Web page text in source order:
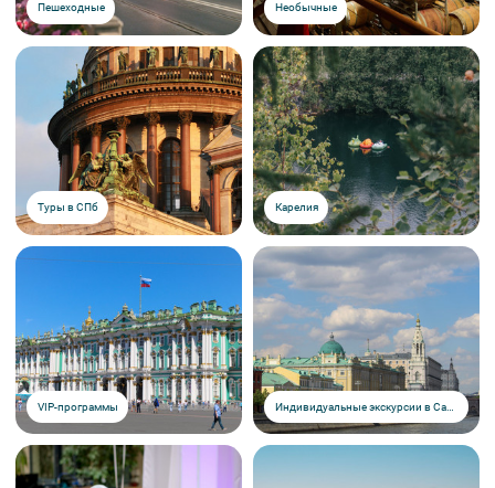
Пешеходные Необычные
Туры в СПб Карелия
VIP-программы Индивидуальные экскурсии в Санкт-Петербурге